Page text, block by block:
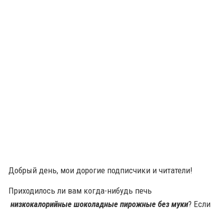
Добрый день, мои дорогие подписчики и читатели!
Приходилось ли вам когда-нибудь печь
низкокалорийные шоколадные пирожные без муки? Если